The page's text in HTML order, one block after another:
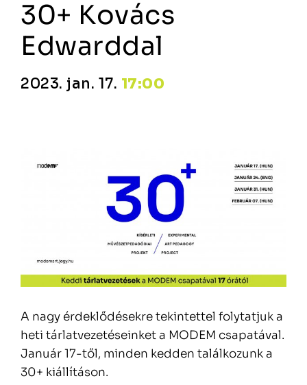
30+ Kovács
Edwarddal
2023. jan. 17. 17:00
A nagy érdeklődésekre tekintettel folytatjuk a
heti tárlatvezetéseinket a MODEM csapatával.
Január 17-től, minden kedden találkozunk a
30+ kiállításon.